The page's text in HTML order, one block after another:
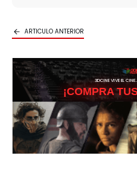
ARTICULO ANTERIOR
3DCINE VIVE EL
¡COMPRA